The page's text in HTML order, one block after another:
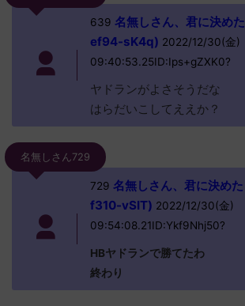
639 名無しさん、君に決め
ef94-sK4q) 2022/12/30(金)
09:40:53.25ID:Ips+gZXK0?
ヤドランがよさそうだな
はらだいこしてええか？
名無しさん729
729 名無しさん、君に決め
f310-vSIT) 2022/12/30(金)
09:54:08.21ID:Ykf9Nhj50?
HBヤドランで勝てたわ
終わり